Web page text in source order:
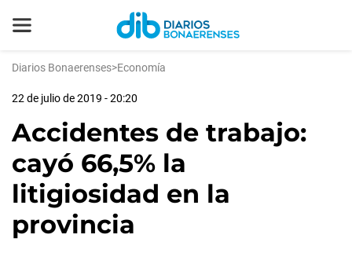
Diarios Bonaerenses>Economía
22 de julio de 2019 - 20:20
Accidentes de trabajo:
cayó 66,5% la
litigiosidad en la
provincia